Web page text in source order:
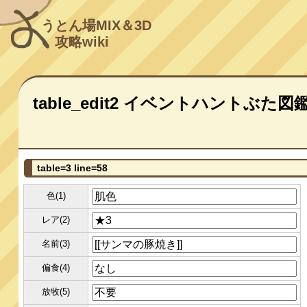
うとん場MIX＆3D
攻略wiki
table_edit2 イベントハントぶた図
table=3 line=58
色(1)
レア(2)
名前(3)
偏食(4)
放牧(5)